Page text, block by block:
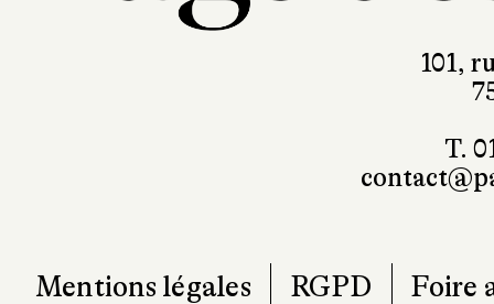
101,
T.
Mentions légales RGPD Foire